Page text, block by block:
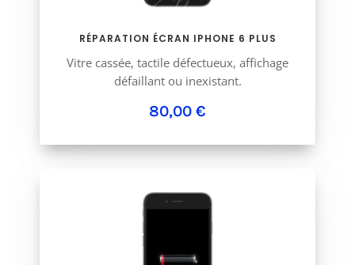
RÉPARATION ÉCRAN IPHONE 6 PLUS
Vitre cassée, tactile défectueux, affichage
défaillant ou inexistant.
80,00 €